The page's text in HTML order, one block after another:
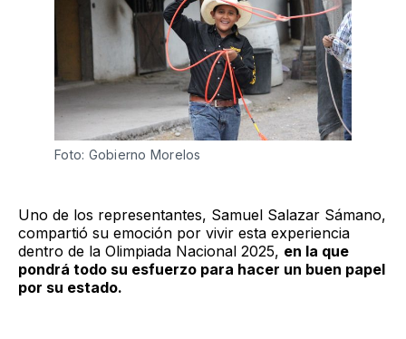
Foto: Gobierno Morelos
Uno de los representantes, Samuel Salazar Sámano,
compartió su emoción por vivir esta experiencia
dentro de la Olimpiada Nacional 2025, en la que
pondrá todo su esfuerzo para hacer un buen papel
por su estado.